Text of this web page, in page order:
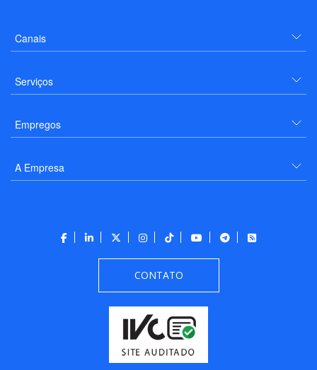
Canais
Serviços
Empregos
A Empresa
CONTATO